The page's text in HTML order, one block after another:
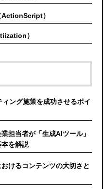
ActionScript）
）
ング施策を成功させるポイ
担当者が「生成AIツール」
を解説
けるコンテンツの大切さと